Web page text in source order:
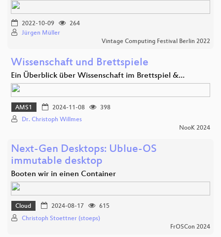
2022-10-09
264
Jürgen Müller
Vintage Computing Festival Berlin 2022
Wissenschaft und Brettspiele
Ein Überblick über Wissenschaft im Brettspiel &…
AMS1 2024-11-08
398
Dr. Christoph Willmes
NooK 2024
Next-Gen Desktops: Ublue-OS
immutable desktop
Booten wir in einen Container
Cloud 2024-08-17
615
Christoph Stoettner (stoeps)
FrOSCon 2024